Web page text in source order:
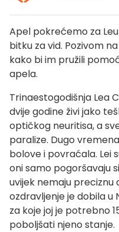
Apel pokrećemo za
bitku za vid. Pozivom
kako bi im pružili
apela.
Trinaestogodišnja Lea
dvije godine živi jako
optičkog neuritisa, a
paralize. Dugo
bolove i povraćala. Lei
oni samo pogoršavaju
uvijek nemaju preciznu
ozdravljenje je dobila u
za koje joj je potrebno
poboljšati njeno stanje.